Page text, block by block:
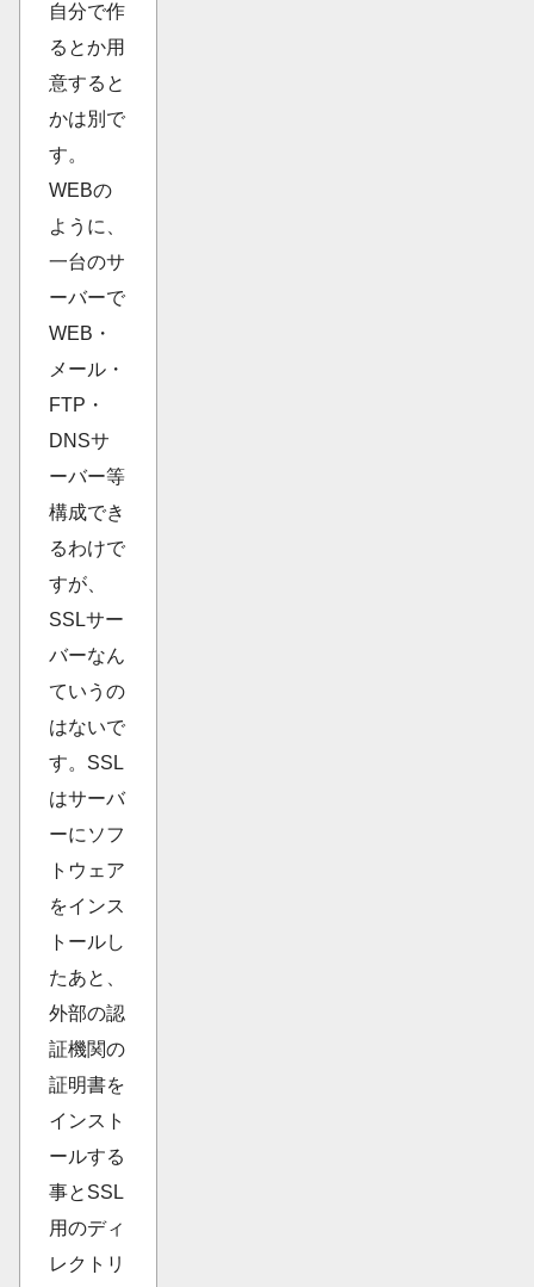
自分で作
るとか用
意すると
かは別で
す。
WEBの
ように、
一台のサ
ーバーで
WEB・
メール・
FTP・
DNSサ
ーバー等
構成でき
るわけで
すが、
SSLサー
バーなん
ていうの
はないで
す。SSL
はサーバ
ーにソフ
トウェア
をインス
トールし
たあと、
外部の認
証機関の
証明書を
インスト
ールする
事とSSL
用のディ
レクトリ